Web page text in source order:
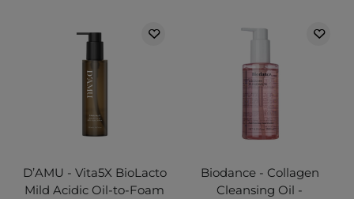
D’AMU - Vita5X BioLacto
Mild Acidic Oil-to-Foam
Biodance - Collagen
Cleansing Oil -